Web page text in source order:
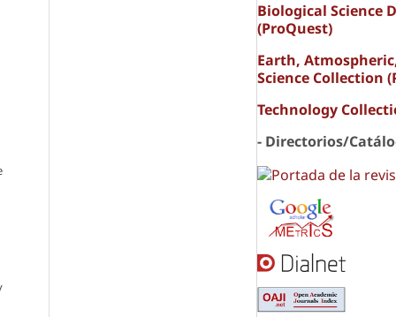
Biological Science
(ProQuest)
Earth,
Science Collection
Technology
- Directorios/